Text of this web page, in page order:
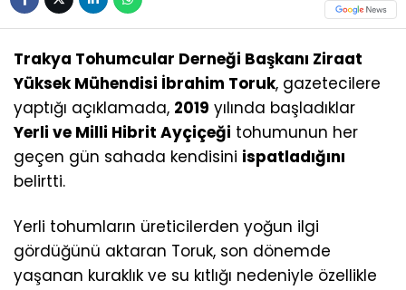
Trakya Tohumcular Derneği Başkanı Ziraat
Yüksek Mühendisi İbrahim Toruk, gazetecilere
yaptığı açıklamada, 2019 yılında başladıklar
Yerli ve Milli Hibrit Ayçiçeği tohumunun her
geçen gün sahada kendisini ispatladığını
belirtti.
Yerli tohumların üreticilerden yoğun ilgi
gördüğünü aktaran Toruk, son dönemde
yaşanan kuraklık ve su kıtlığı nedeniyle özellikle